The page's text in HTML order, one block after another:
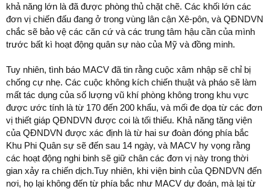
khả năng lớn là đã được phòng thủ chặt chẽ. Các khối lớn các
đơn vị chiến đấu đang ở trong vùng lân cận Xê-pôn, và QĐNDVN
chắc sẽ bảo vệ các căn cứ và các trung tâm hậu cần của mình
trước bất kì hoạt động quân sự nào của Mỹ và đồng minh.
Tuy nhiên, tình báo MACV đã tin rằng cuộc xâm nhập sẽ chỉ bị
chống cự nhẹ. Các cuộc không kích chiến thuật và pháo sẽ làm
mất tác dụng của số lượng vũ khí phòng không trong khu vực
được ước tính là từ 170 đến 200 khẩu, và mối đe dọa từ các đơn
vị thiết giáp QĐNDVN được coi là tối thiểu. Khả năng tăng viện
của QĐNDVN được xác định là từ hai sư đoàn đóng phía bắc
Khu Phi Quân sự sẽ đến sau 14 ngày, và MACV hy vọng rằng
các hoạt động nghi binh sẽ giữ chân các đơn vị này trong thời
gian xảy ra chiến dịch.Tuy nhiên, khi viện binh của QĐNDVN đến
nơi, họ lại không đến từ phía bắc như MACV dự đoán, mà lại từ